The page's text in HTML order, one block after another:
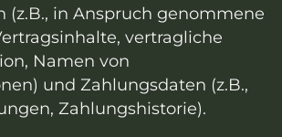
(z.B., in Anspruch genommene
vertragliche
Namen von
und Zahlungsdaten (z.B.,
Zahlungshistorie).